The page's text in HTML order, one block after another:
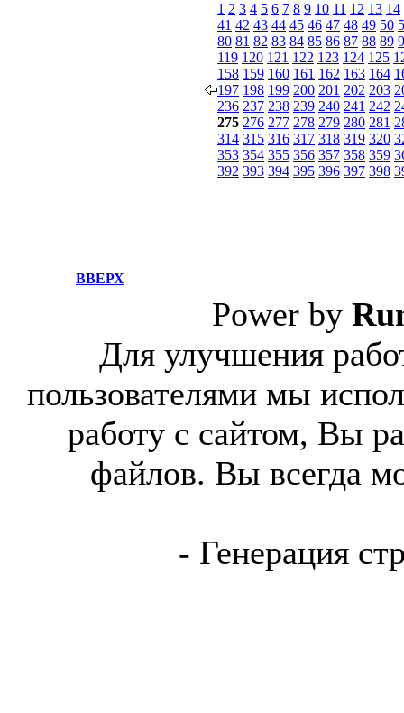
1 2 3 4 5 6 7 8 9 10 11 12 13 14
41 42 43 44 45 46 47 48 49 50
80 81 82 83 84 85 86 87 88 89
119 120 121 122 123 124 125
158 159 160 161 162 163 164
197 198 199 200 201 202 203
236 237 238 239 240 241 242
275 276 277 278 279 280 281
314 315 316 317 318 319 320
353 354 355 356 357 358 359
392 393 394 395 396 397 398
ВВЕРХ
Power by
Для улучшения
пользователями мы
работу с сайтом, Вы
файлов. Вы всегда
- Генерация